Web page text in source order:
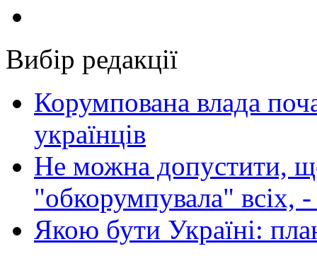
Вибір редакції
Корумпована влада
українців
Не можна допустити,
"обкорумпувала" всіх,
Якою бути Україні: